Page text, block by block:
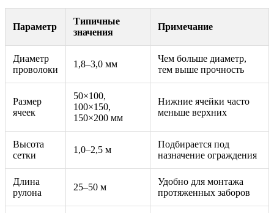
Параметр
Типичные
значения
Примечание
Диаметр
проволоки
1,8–3,0 мм
Чем больше диаметр,
тем выше прочность
Размер
ячеек
50×100,
100×150,
150×200 мм
Нижние ячейки часто
меньше верхних
Высота
сетки
1,0–2,5 м
Подбирается под
назначение ограждения
Длина
рулона
25–50 м
Удобно для монтажа
протяженных заборов